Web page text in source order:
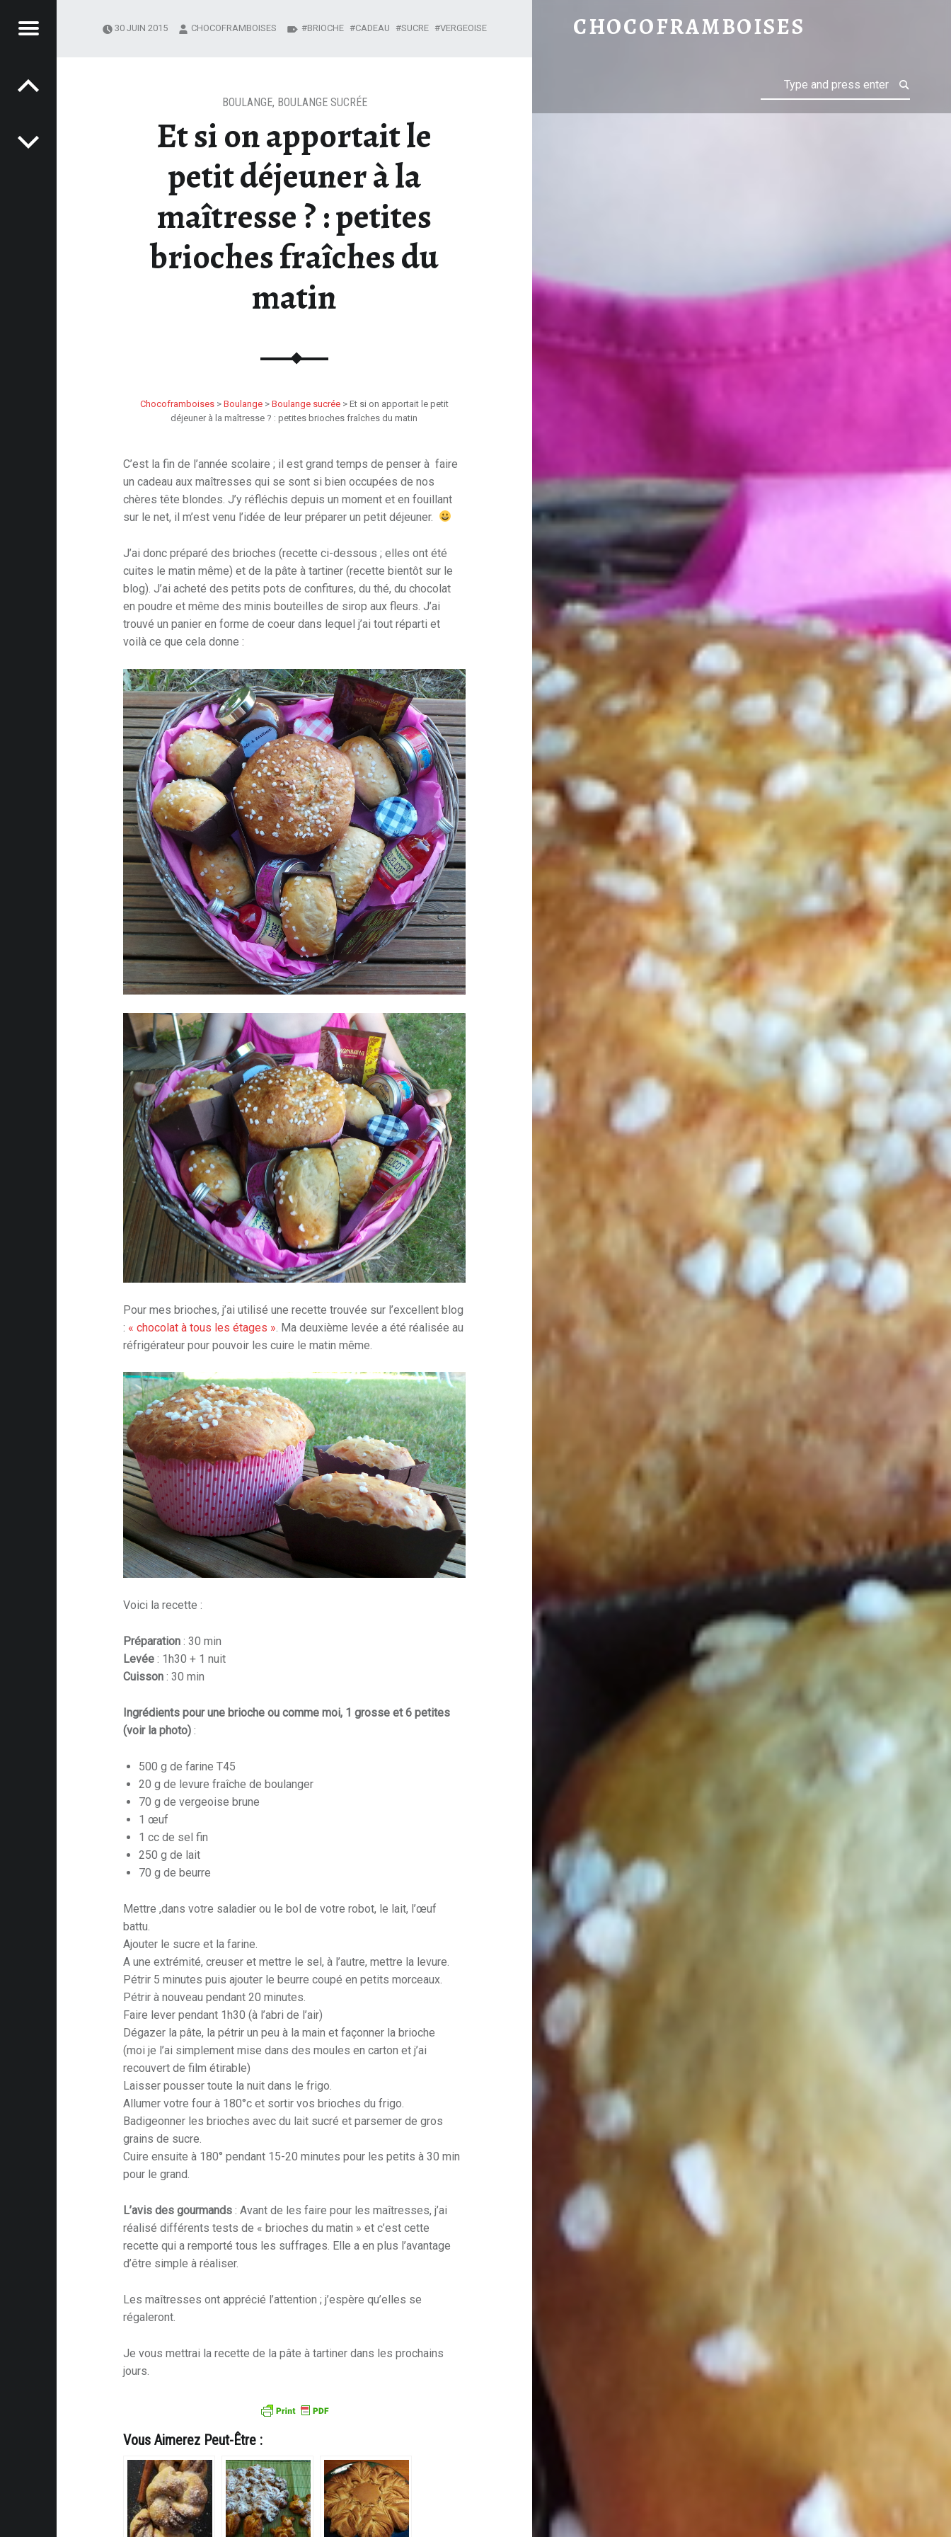
CHOCOFRAMBOISES
Menu
Et si on apportait le
petit déjeuner à la
maîtresse ? : petites
brioches fraîches du
matin
BOULANGE, BOULANGE SUCRÉE
Chocoframboises> Boulange> Boulange sucrée> Et si on apportait le petit
déjeuner à la maîtresse ? : petites brioches fraîches du matin
C’est la fin de l’année scolaire ; il est grand temps de penser à faire
un cadeau aux maîtresses qui se sont si bien occupées de nos
chères tête blondes. J’y réfléchis depuis un moment et en fouillant
sur le net, il m’est venu l’idée de leur préparer un petit déjeuner.
J’ai donc préparé des brioches (recette ci-dessous ; elles ont été
cuites le matin même) et de la pâte à tartiner (recette bientôt sur le
blog). J’ai acheté des petits pots de confitures, du thé, du chocolat
en poudre et même des minis bouteilles de sirop aux fleurs. J’ai
trouvé un panier en forme de coeur dans lequel j’ai tout réparti et
voilà ce que cela donne :
Pour mes brioches, j’ai utilisé une recette trouvée sur l’excellent blog
: « chocolat à tous les étages » . Ma deuxième levée a été réalisée au
réfrigérateur pour pouvoir les cuire le matin même.
Voici la recette :
Préparation : 30 min
Levée : 1h30 + 1 nuit
Cuisson : 30 min
Ingrédients pour une brioche ou comme moi, 1 grosse et 6 petites
(voir la photo) :
500 g de farine T45
20 g de levure fraîche de boulanger
70 g de vergeoise brune
1 œuf
1 cc de sel fin
250 g de lait
70 g de beurre
Mettre ,dans votre saladier ou le bol de votre robot, le lait, l’œuf
battu.
Ajouter le sucre et la farine.
A une extrémité, creuser et mettre le sel, à l’autre, mettre la levure.
Pétrir 5 minutes puis ajouter le beurre coupé en petits morceaux.
Pétrir à nouveau pendant 20 minutes.
Faire lever pendant 1h30 (à l’abri de l’air)
Dégazer la pâte, la pétrir un peu à la main et façonner la brioche
(moi je l’ai simplement mise dans des moules en carton et j’ai
recouvert de film étirable)
Laisser pousser toute la nuit dans le frigo.
Allumer votre four à 180°c et sortir vos brioches du frigo.
Badigeonner les brioches avec du lait sucré et parsemer de gros
grains de sucre.
Cuire ensuite à 180° pendant 15-20 minutes pour les petits à 30 min
pour le grand.
L’avis des gourmands : Avant de les faire pour les maîtresses, j’ai
réalisé différents tests de « brioches du matin » et c’est cette
recette qui a remporté tous les suffrages. Elle a en plus l’avantage
d’être simple à réaliser.
Les maîtresses ont apprécié l’attention ; j’espère qu’elles se
régaleront.
Je vous mettrai la recette de la pâte à tartiner dans les prochains
jours.
Vous Aimerez Peut-Être :
30 JUIN 2015 CHOCOFRAMBOISES BRIOCHE CADEAU SUCRE VERGEOISE